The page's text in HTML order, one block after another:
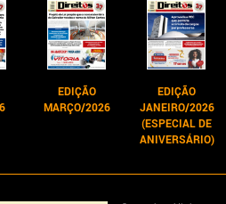
EDIÇÃO
MARÇO/2026
EDIÇÃO
JANEIRO/2026
(ESPECIAL DE
ANIVERSÁRIO)